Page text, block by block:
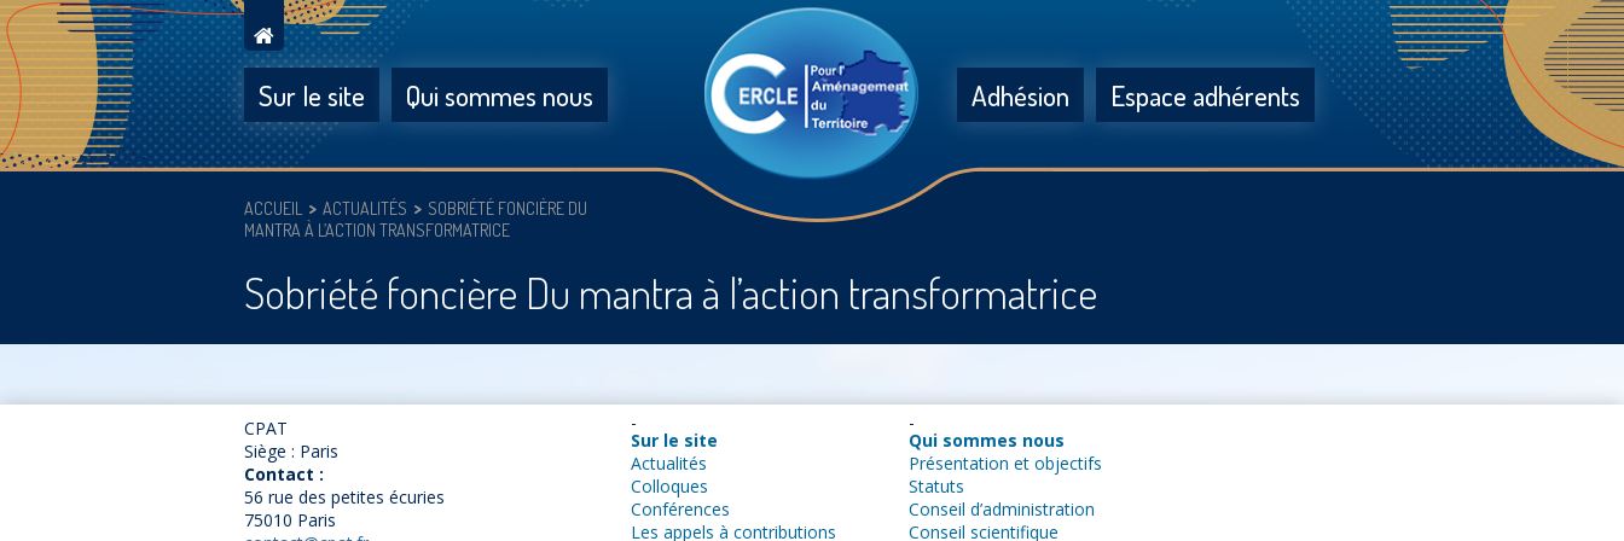
Sur le site Qui sommes nous Adhésion Espace adhérents
ACCUEIL ACTUALITÉS
SOBRIÉTÉ FONCIÈRE DU
MANTRA À L’ACTION TRANSFORMATRICE
Sobriété foncière Du mantra à l’action transformatrice
CPAT
Siège : Paris
Contact :
56 rue des petites écuries
75010 Paris
Sur le site
Actualités
Colloques
Conférences
Les appels à contributions
Qui sommes nous
Présentation et objectifs
Statuts
Conseil d’administration
Conseil scientifique